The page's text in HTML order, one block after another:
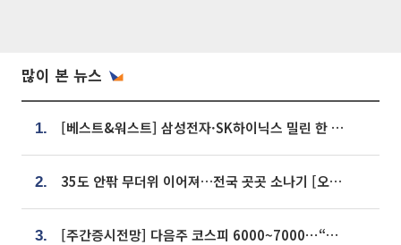
많이 본 뉴스
1. [베스트&워스트] 삼성전자·SK하이닉스 밀린 한 주…상상인증권은 85% 급등
2. 35도 안팎 무더위 이어져…전국 곳곳 소나기 [오늘 날씨]
3. [주간증시전망] 다음주 코스피 6000~7000⋯“外人 수급은 정책이 변수”